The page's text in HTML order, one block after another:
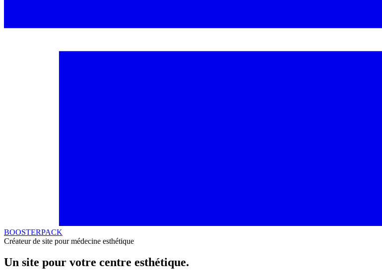
BOOSTERPACK
Créateur de site pour médecine esthétique
Un site pour votre centre esthétique.